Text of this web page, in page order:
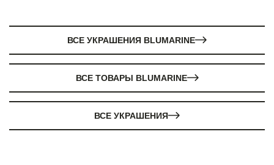
ВСЕ УКРАШЕНИЯ BLUMARINE
ВСЕ ТОВАРЫ BLUMARINE
ВСЕ УКРАШЕНИЯ